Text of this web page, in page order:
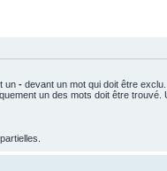
un - devant un mot qui doit être
un des mots doit être trouvé.